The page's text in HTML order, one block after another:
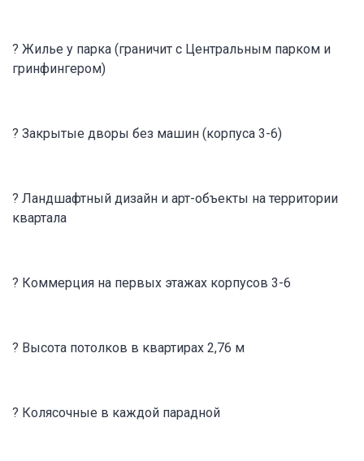
? Жилье у парка (граничит с Центральным парком и
гринфингером)
? Закрытые дворы без машин (корпуса 3-6)
? Ландшафтный дизайн и арт-объекты на территории
квартала
? Коммерция на первых этажах корпусов 3-6
? Высота потолков в квартирах 2,76 м
? Колясочные в каждой парадной